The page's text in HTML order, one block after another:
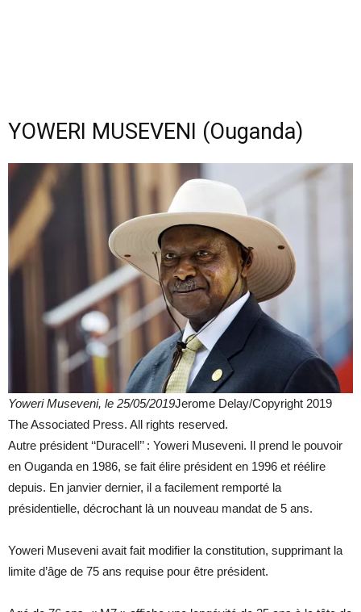
YOWERI MUSEVENI (Ouganda)
Yoweri Museveni, le 25/05/2019Jerome Delay/Copyright 2019
The Associated Press. All rights reserved.
Autre président ‘‘Duracell’’ : Yoweri Museveni. Il prend le pouvoir
en Ouganda en 1986, se fait élire président en 1996 et réélire
depuis. En janvier dernier, il a facilement remporté la
présidentielle, décrochant là un nouveau mandat de 5 ans.
Yoweri Museveni avait fait modifier la constitution, supprimant la
limite d’âge de 75 ans requise pour être président.